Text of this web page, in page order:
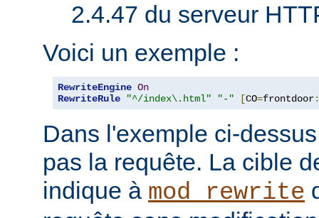
2.4.47 du serveur
Voici un exemple :
RewriteEngine On
RewriteRule
"^/index\.html" "-" [CO=frontdoor:
Dans l'exemple ci-
pas la requête. La cible
indique à mod_rewrite